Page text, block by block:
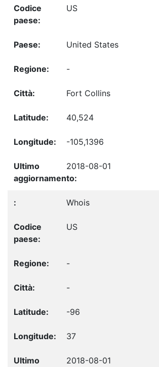
US
United States
-
Fort Collins
40,524
-105,1396
2018-08-01
Whois
US
-
-
-96
37
2018-08-01